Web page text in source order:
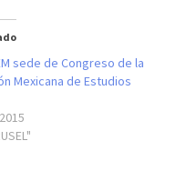
sede de Congreso de la
Mexicana de Estudios